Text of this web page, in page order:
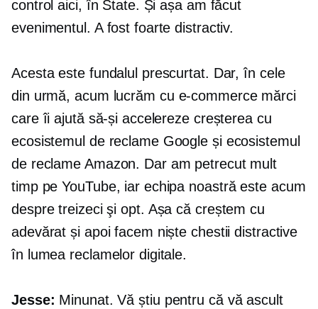
control aici, în State. Și așa am făcut
evenimentul. A fost foarte distractiv.
Acesta este fundalul prescurtat. Dar, în cele
din urmă, acum lucrăm cu e-commercemărci
care îi ajută să-și accelereze creșterea cu
ecosistemul de reclame Google și ecosistemul
de reclame Amazon. Dar am petrecut mult
timp pe YouTube, iar echipa noastră este acum
despretreizeci şi opt. Așa că creștem cu
adevărat și apoi facem niște chestii distractive
în lumea reclamelor digitale.
Jesse: Minunat. Vă știu pentru că vă ascult